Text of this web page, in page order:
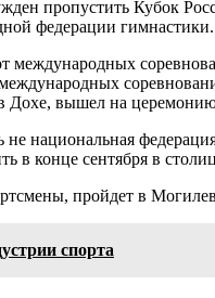
пропустить Кубок
федерации гимнастики.
международных
Дохе, вышел на
национальная
в конце сентября в
пройдет в
спорта